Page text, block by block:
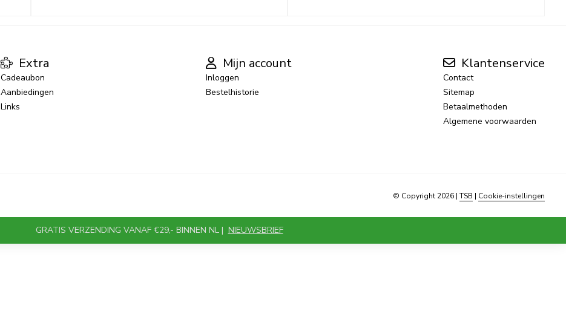
Extra
Cadeaubon
Aanbiedingen
Links
Mijn account
Inloggen
Bestelhistorie
Klantenservice
Contact
Sitemap
Betaalmethoden
Algemene voorwaarden
© Copyright 2026 | TSB | Cookie-instellingen
GRATIS VERZENDING VANAF €29,- BINNEN NL | NIEUWSBRIEF